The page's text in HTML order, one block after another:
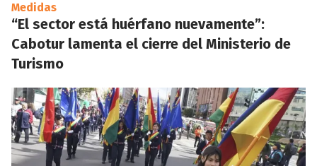
Medidas
“El sector está huérfano nuevamente”:
Cabotur lamenta el cierre del Ministerio de
Turismo